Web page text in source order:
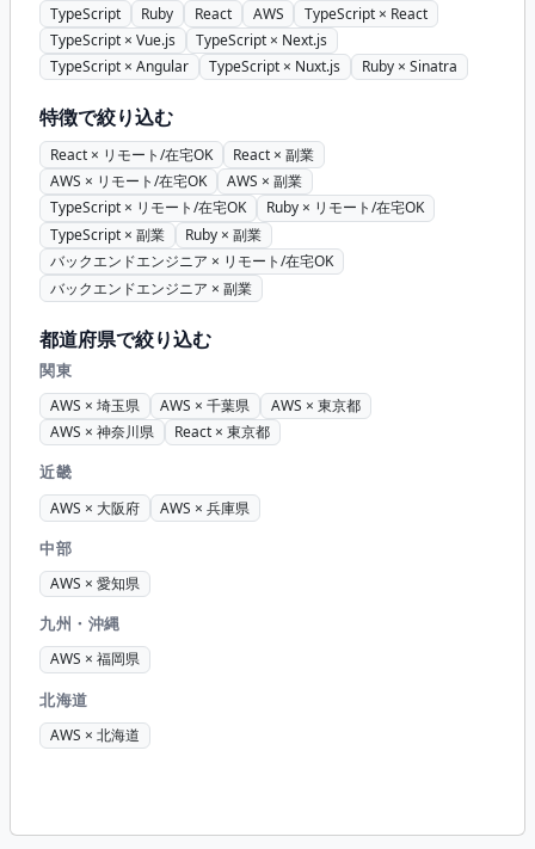
TypeScript Ruby React AWS
TypeScript × React
TypeScript × Vue.js
TypeScript × Next.js
TypeScript × Angular
TypeScript × Nuxt.js Ruby × Sinatra
特徴で絞り込む
React × リモート/在宅OK
React × 副業
AWS × リモート/在宅OK
AWS × 副業
TypeScript × リモート/在宅OK
Ruby × リモート/在宅OK
TypeScript × 副業
Ruby × 副業
バックエンドエンジニア × リモート/在宅OK
バックエンドエンジニア × 副業
都道府県で絞り込む
関東
AWS × 埼玉県 AWS × 千葉県
AWS × 東京都
AWS × 神奈川県
React × 東京都
近畿
AWS × 大阪府 AWS × 兵庫県
中部
AWS × 愛知県
九州・沖縄
AWS × 福岡県
北海道
AWS × 北海道